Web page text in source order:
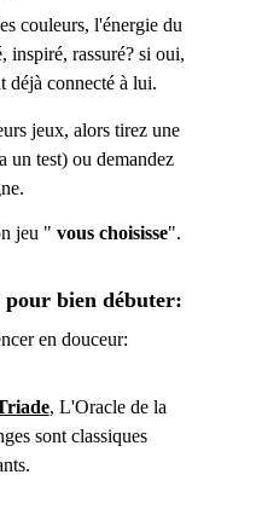
couleurs, l'énergie du
inspiré, rassuré? si oui,
déjà connecté à lui.
jeux, alors tirez une
un test) ou demandez
jeu " vous choisisse".
pour bien débuter:
en douceur:
, L'Oracle de la
sont classiques